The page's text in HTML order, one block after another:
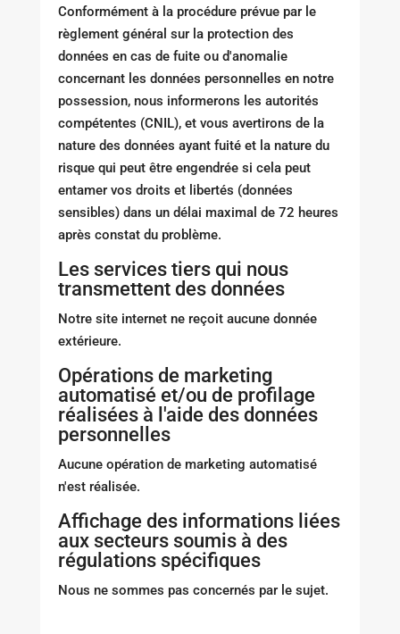
Conformément à la procédure prévue par le
règlement général sur la protection des
données en cas de fuite ou d'anomalie
concernant les données personnelles en notre
possession, nous informerons les autorités
compétentes (CNIL), et vous avertirons de la
nature des données ayant fuité et la nature du
risque qui peut être engendrée si cela peut
entamer vos droits et libertés (données
sensibles) dans un délai maximal de 72 heures
après constat du problème.
Les services tiers qui nous
transmettent des données
Notre site internet ne reçoit aucune donnée
extérieure.
Opérations de marketing
automatisé et/ou de profilage
réalisées à l'aide des données
personnelles
Aucune opération de marketing automatisé
n'est réalisée.
Affichage des informations liées
aux secteurs soumis à des
régulations spécifiques
Nous ne sommes pas concernés par le sujet.